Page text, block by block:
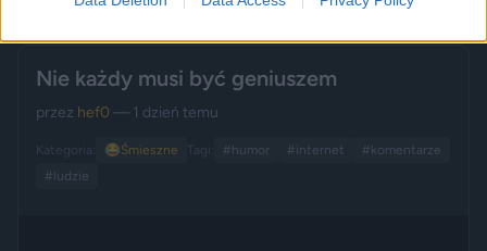
Nie każdy musi być geniuszem
przez hef0 — 1 dzień temu
Kategoria: 😂Śmieszne Tagi: #humor #internet
#komentarze
#ludzie